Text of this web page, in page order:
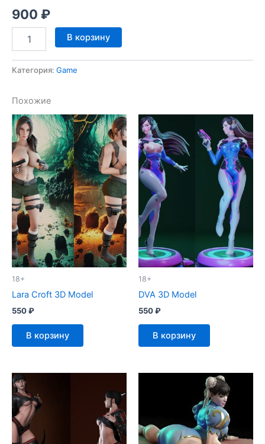
900 ₽
Количество
товара
Slayer
В корзину
Категория: Game
Похожие
18+
Lara Croft 3D Model
550₽
В корзину
18+
DVA 3D Model
550₽
В корзину